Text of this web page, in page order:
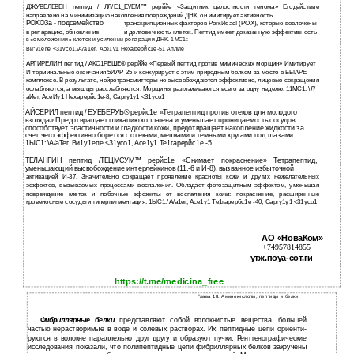
ДЖУВЕЛЕВЕН пептид / ЛЛ/Е1_Е\/ЕМ™ рерййе «Защитник целостности генома» Егодействие
направлено на минимизацию накопления повреждений ДНК, он имитирует активность
РОХОЗа - подсемейство
транскрипционных факторов РогкИеас! (РОХ), которые вовлечены
в репарацию, обновление
и долговечность клеток. Пептид имеет доказанную эффективность
в «омоложении» клеток и усилении репарации ДНК. 1МС1:
Ви*у1епе <31усо1,\А/а1ег, Асе1у1 Нехарерйс1е-51 АплИе
АРГИРЕЛИН пептид / АКС1РЕШЕ® рерййе «Первый пептид против мимических морщин» Имитирует
И-терминальные окончания 5ИАР-25 и конкурирует с этим природным белком за место в БЫАРЕ-
комплексе. В результате, нейротрансмиттеры не высвобождаются эффективно, лицевые сокращения
ослабляются, а мышцы расслабляются. Морщины разглаживаются всего за одну неделю. 11МС1: \Л/
аИег, АсеИу1 Нехарерйс1е-8, Саргу1у1 <31усо1
АЙСЕРИЛ пептид / ЕУЕБЕРУЬ® рерйс1е «Тетрапептид против отеков для молодого
взгляда» Предотвращает гликацию коллагена и уменьшает проницаемость сосудов,
способствует эластичности и гладкости кожи, предотвращает накопление жидкости за
счет чего эффективно борется с отеками, мешками и темными кругами под глазами.
1ЫС1: \А/аТег, Ви1у1епе <31усо1, Асе1у1 Те1гарерйс1е -5
ТЕЛАНГИН пептид /ТЕЦМСУМ™ рерйс1е «Снимает покраснение» Тетрапептид,
уменьшающий высвобождение интерлейкинов (11.-6 и И-8), вызванное избыточной
активацией И-37. Значительно сокращает проявление красноты кожи и других нежелательных
эффектов, вызываемых процессами воспаления. Обладает фотозащитным эффектом, уменьшая
повреждение клеток и побочные эффекты от воспаления кожи: покраснение, расширенные
кровеносные сосуды и гиперпигментация. 1ЫС1:\А/а1ег, Асе1у1 Те1гарербс1е -40, Саргу1у1 <31усо1
АО «НоваКом»
+74957814855
утж.поуа-сот.ги
https://t.me/medicina_free
Глава 18. Аминокислоты, пептиды и белки
Фибриллярные белки представляют собой волокнистые вещества, большей
частью нерастворимые в воде и солевых растворах. Их пептидные цепи ориенти­
руются в волокне параллельно друг другу и образуют пучки. Рентгенографические
исследования показали, что полипептидные цепи фибриллярных белков закручены